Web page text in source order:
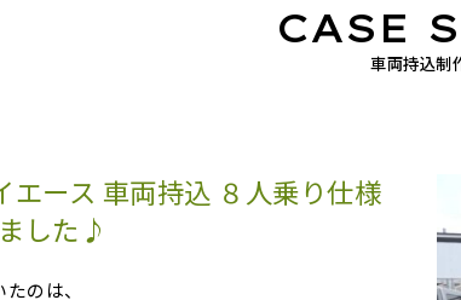
車両持込制
CASE
エース 車両持込 ８人乗り仕様
した♪
のは、